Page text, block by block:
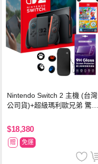
Nintendo Switch 2 主機 (台灣
公司貨)+超級瑪利歐兄弟 驚奇
器
$18,380
贈 免運